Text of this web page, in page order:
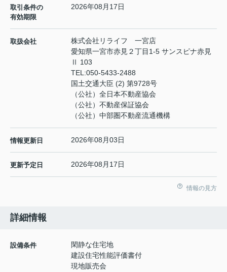
取引条件の
有効期限
2026年08月17日
取扱会社
株式会社リライフ 一宮店
愛知県一宮市赤見２丁目1-5 サンスピナ赤見
Ⅱ 103
TEL:050-5433-2488
国土交通大臣 (2) 第9728号
（公社）全日本不動産協会
（公社）不動産保証協会
（公社）中部圏不動産流通機構
情報更新日 2026年08月03日
更新予定日 2026年08月17日
情報の見方
詳細情報
設備条件
閑静な住宅地
建設住宅性能評価書付
現地販売会